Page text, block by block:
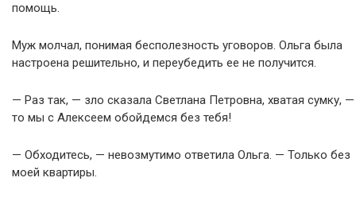
помощь.
Муж молчал, понимая бесполезность уговоров. Ольга была
настроена решительно, и переубедить ее не получится.
— Раз так, — зло сказала Светлана Петровна, хватая сумку, —
то мы с Алексеем обойдемся без тебя!
— Обходитесь, — невозмутимо ответила Ольга. — Только без
моей квартиры.